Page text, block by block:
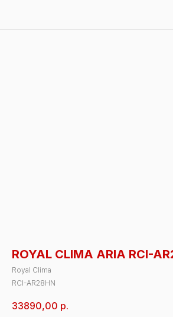
ROYAL CLIMA ARIA RCI-
Royal Clima
RCI-AR28HN
33890,00 р.